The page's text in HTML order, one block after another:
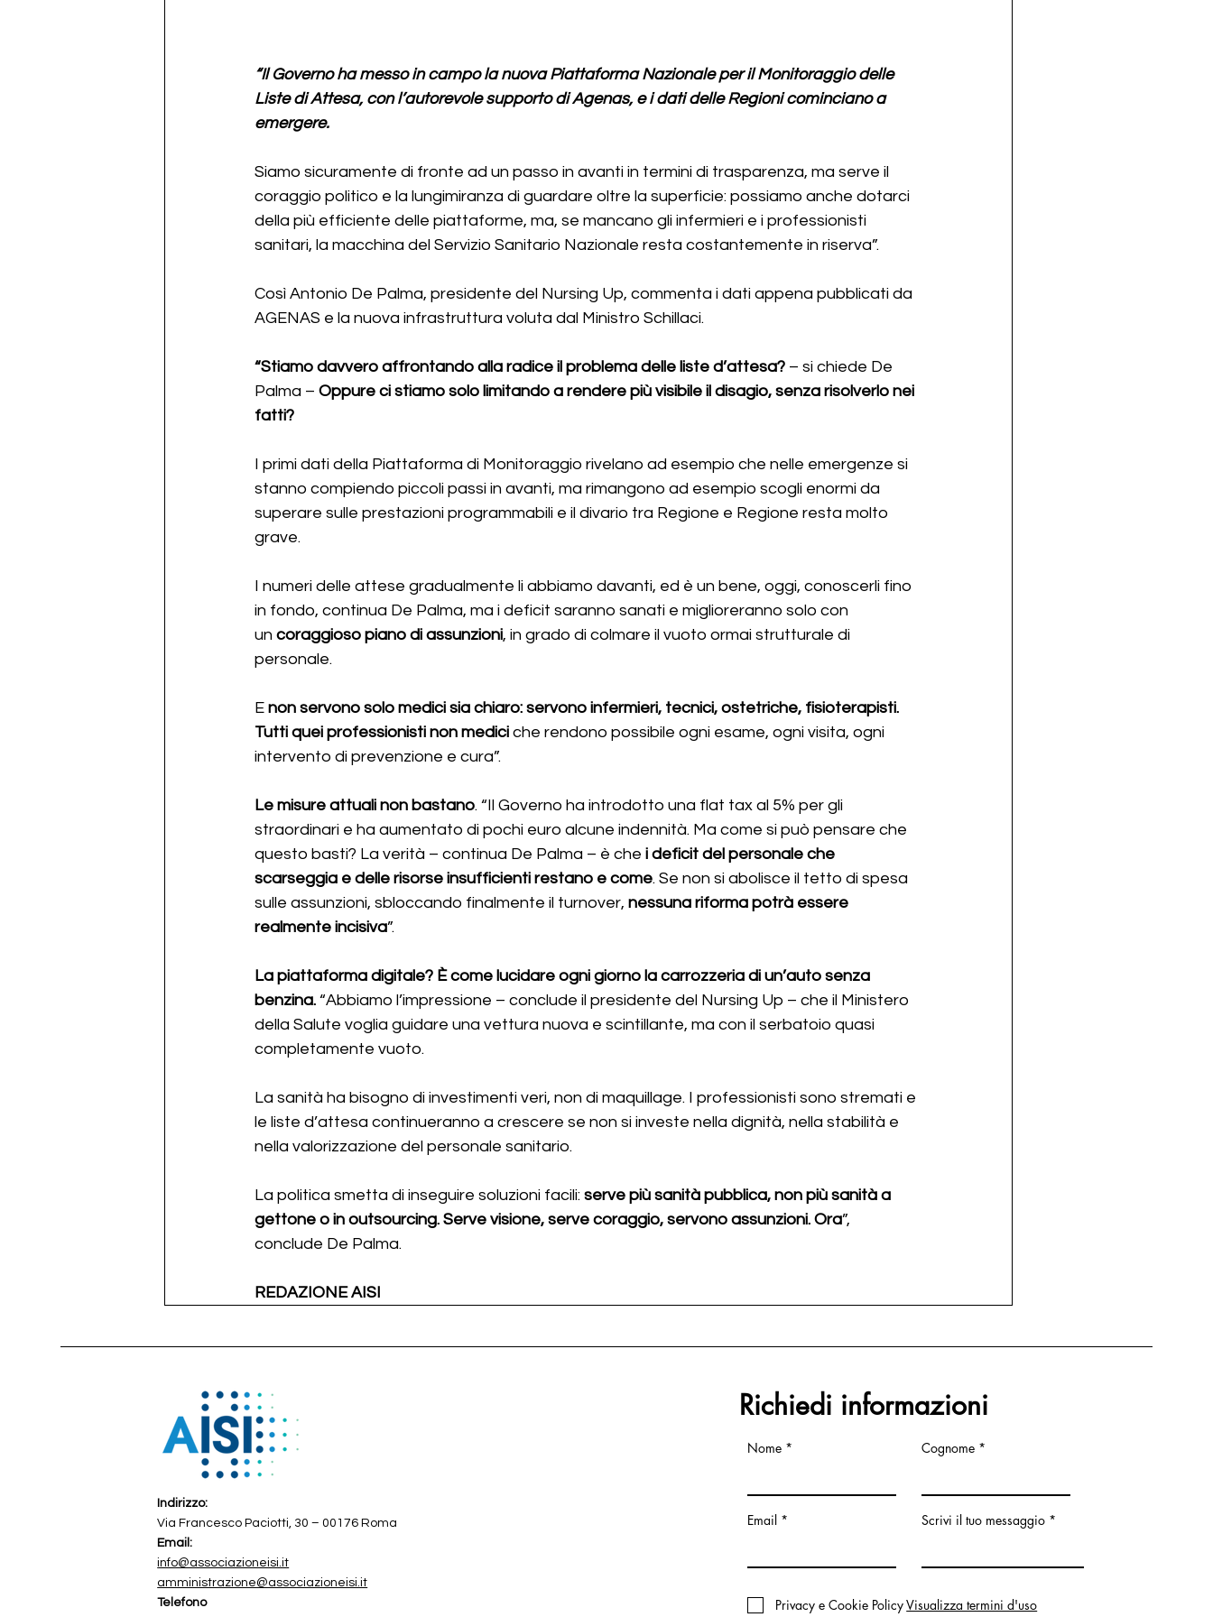
“Il Governo ha messo in campo la nuova Piattaforma Nazionale per il Monitoraggio delle
Liste di Attesa, con l’autorevole supporto di Agenas, e i dati delle Regioni cominciano a
emergere.
Siamo sicuramente di fronte ad un passo in avanti in termini di trasparenza, ma serve il
coraggio politico e la lungimiranza di guardare oltre la superficie: possiamo anche dotarci
della più efficiente delle piattaforme, ma, se mancano gli infermieri e i professionisti
sanitari, la macchina del Servizio Sanitario Nazionale resta costantemente in riserva”.
Così Antonio De Palma, presidente del Nursing Up, commenta i dati appena pubblicati da
AGENAS e la nuova infrastruttura voluta dal Ministro Schillaci.
“Stiamo davvero affrontando alla radice il problema delle liste d’attesa? – si chiede De
Palma – Oppure ci stiamo solo limitando a rendere più visibile il disagio, senza risolverlo nei
fatti?
I primi dati della Piattaforma di Monitoraggio rivelano ad esempio che nelle emergenze si
stanno compiendo piccoli passi in avanti, ma rimangono ad esempio scogli enormi da
superare sulle prestazioni programmabili e il divario tra Regione e Regione resta molto
grave.
I numeri delle attese gradualmente li abbiamo davanti, ed è un bene, oggi, conoscerli fino
in fondo, continua De Palma, ma i deficit saranno sanati e miglioreranno solo con
un coraggioso piano di assunzioni, in grado di colmare il vuoto ormai strutturale di
personale.
E non servono solo medici sia chiaro: servono infermieri, tecnici, ostetriche, fisioterapisti.
Tutti quei professionisti non medici che rendono possibile ogni esame, ogni visita, ogni
intervento di prevenzione e cura”.
Le misure attuali non bastano. “Il Governo ha introdotto una flat tax al 5% per gli
straordinari e ha aumentato di pochi euro alcune indennità. Ma come si può pensare che
questo basti? La verità – continua De Palma – è che i deficit del personale che
scarseggia e delle risorse insufficienti restano e come. Se non si abolisce il tetto di spesa
sulle assunzioni, sbloccando finalmente il turnover, nessuna riforma potrà essere
realmente incisiva”.
La piattaforma digitale? È come lucidare ogni giorno la carrozzeria di un’auto senza
benzina. “Abbiamo l’impressione – conclude il presidente del Nursing Up – che il Ministero
della Salute voglia guidare una vettura nuova e scintillante, ma con il serbatoio quasi
completamente vuoto.
La sanità ha bisogno di investimenti veri, non di maquillage. I professionisti sono stremati e
le liste d’attesa continueranno a crescere se non si investe nella dignità, nella stabilità e
nella valorizzazione del personale sanitario.
La politica smetta di inseguire soluzioni facili: serve più sanità pubblica, non più sanità a
gettone o in outsourcing. Serve visione, serve coraggio, servono assunzioni. Ora”,
conclude De Palma.
REDAZIONE AISI
Indirizzo:
Via Francesco Paciotti, 30 – 00176 Roma
Email:
info@associazioneisi.it
amministrazione@associazioneisi.it
Telefono
Richiedi informazioni
Nome
Email
Cognome
Scrivi il tuo messaggio
Privacy e Cookie PolicyVisualizza termini d'uso